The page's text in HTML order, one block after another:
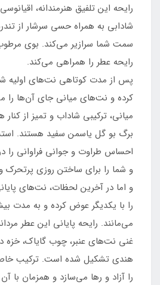
رایحه این تلفیق هنرمندانه،
شادابی به همراه حسی سرشار از
سمت شما سرازیر می‌کند. بوی
رایحه عطر را همراهی می‌کند.
پس از مدت کوتاهی نت‌های اولیه
کرده و نت‌های میانی جای آن‌ها را
میانی، ترکیبی شاداب و تمیز از
برگ بو گل یاسمن سفید هستند.
احساس طراوت و جوانی فراوانی را
و شما را برای ساختن روزی پرتحرک
و اما در آخرین لحظات، نت‌های
را با یکدیگر عوض کرده و به مدت
می‌مانند. رایحه پایانی این عطر
غنی نت‌های عنبر، چوب گایاک، خزه
هندی تشکیل شده است. ترکیب
را آزاد و رها می‌سازد و همزمان